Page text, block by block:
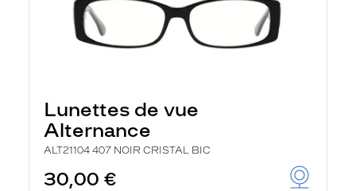
Lunettes de vue
Alternance
ALT21104 407 NOIR CRISTAL BIC
30,00 €